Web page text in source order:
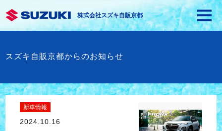
株式会社スズキ自販京都
スズキ自販京都からのお知らせ
新車情報
2024.10.16